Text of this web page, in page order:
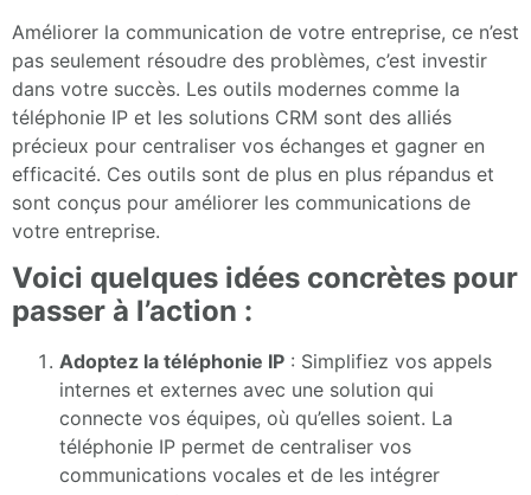
Améliorer la communication de votre entreprise, ce n’est
pas seulement résoudre des problèmes, c’est investir
dans votre succès. Les outils modernes comme la
téléphonie IP et les solutions CRM sont des alliés
précieux pour centraliser vos échanges et gagner en
efficacité. Ces outils sont de plus en plus répandus et
sont conçus pour améliorer les communications de
votre entreprise.
Voici quelques idées concrètes pour
passer à l’action :
Adoptez la téléphonie IP : Simplifiez vos appels
internes et externes avec une solution qui
connecte vos équipes, où qu’elles soient. La
téléphonie IP permet de centraliser vos
communications vocales et de les intégrer